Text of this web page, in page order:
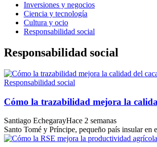
Inversiones y negocios
Ciencia y tecnología
Cultura y ocio
Responsabilidad social
Responsabilidad social
Responsabilidad social
Cómo la trazabilidad mejora la
Santiago EchegarayHace 2 semanas
Santo Tomé y Príncipe, pequeño país insular